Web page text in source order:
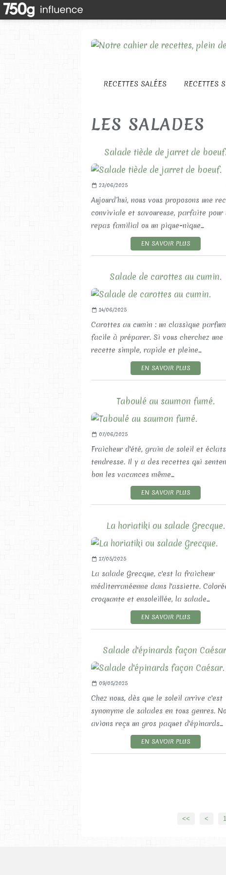
RECETTES SALÉES RECETTES
LES SALADES
Salade tiède de jarret de boeuf.
23/06/2025
Aujourd’hui, nous vous proposons une
conviviale et savoureuse, parfaite pour
repas familial ou un pique-nique...
EN SAVOIR PLUS
Salade de carottes au cumin.
14/06/2025
Carottes au cumin : un classique
facile à préparer. Si vous cherchez une
recette simple, rapide et pleine...
EN SAVOIR PLUS
Taboulé au saumon fumé.
07/06/2025
Fraicheur d'été, grain de soleil et
tendresse. Il y a des recettes qui
bon les vacances même...
EN SAVOIR PLUS
La horiatiki ou salade Grecque.
17/05/2025
La salade Grecque, c'est la fraicheur
méditerranéenne dans l'assiette.
croquante et ensoleillée, la salade...
EN SAVOIR PLUS
Salade d'épinards façon
09/05/2025
Chez nous, dès que le soleil arrive c'est
synonyme de salades en tous genres.
avions reçu un gros paquet d'épinards...
EN SAVOIR PLUS
<< < 1